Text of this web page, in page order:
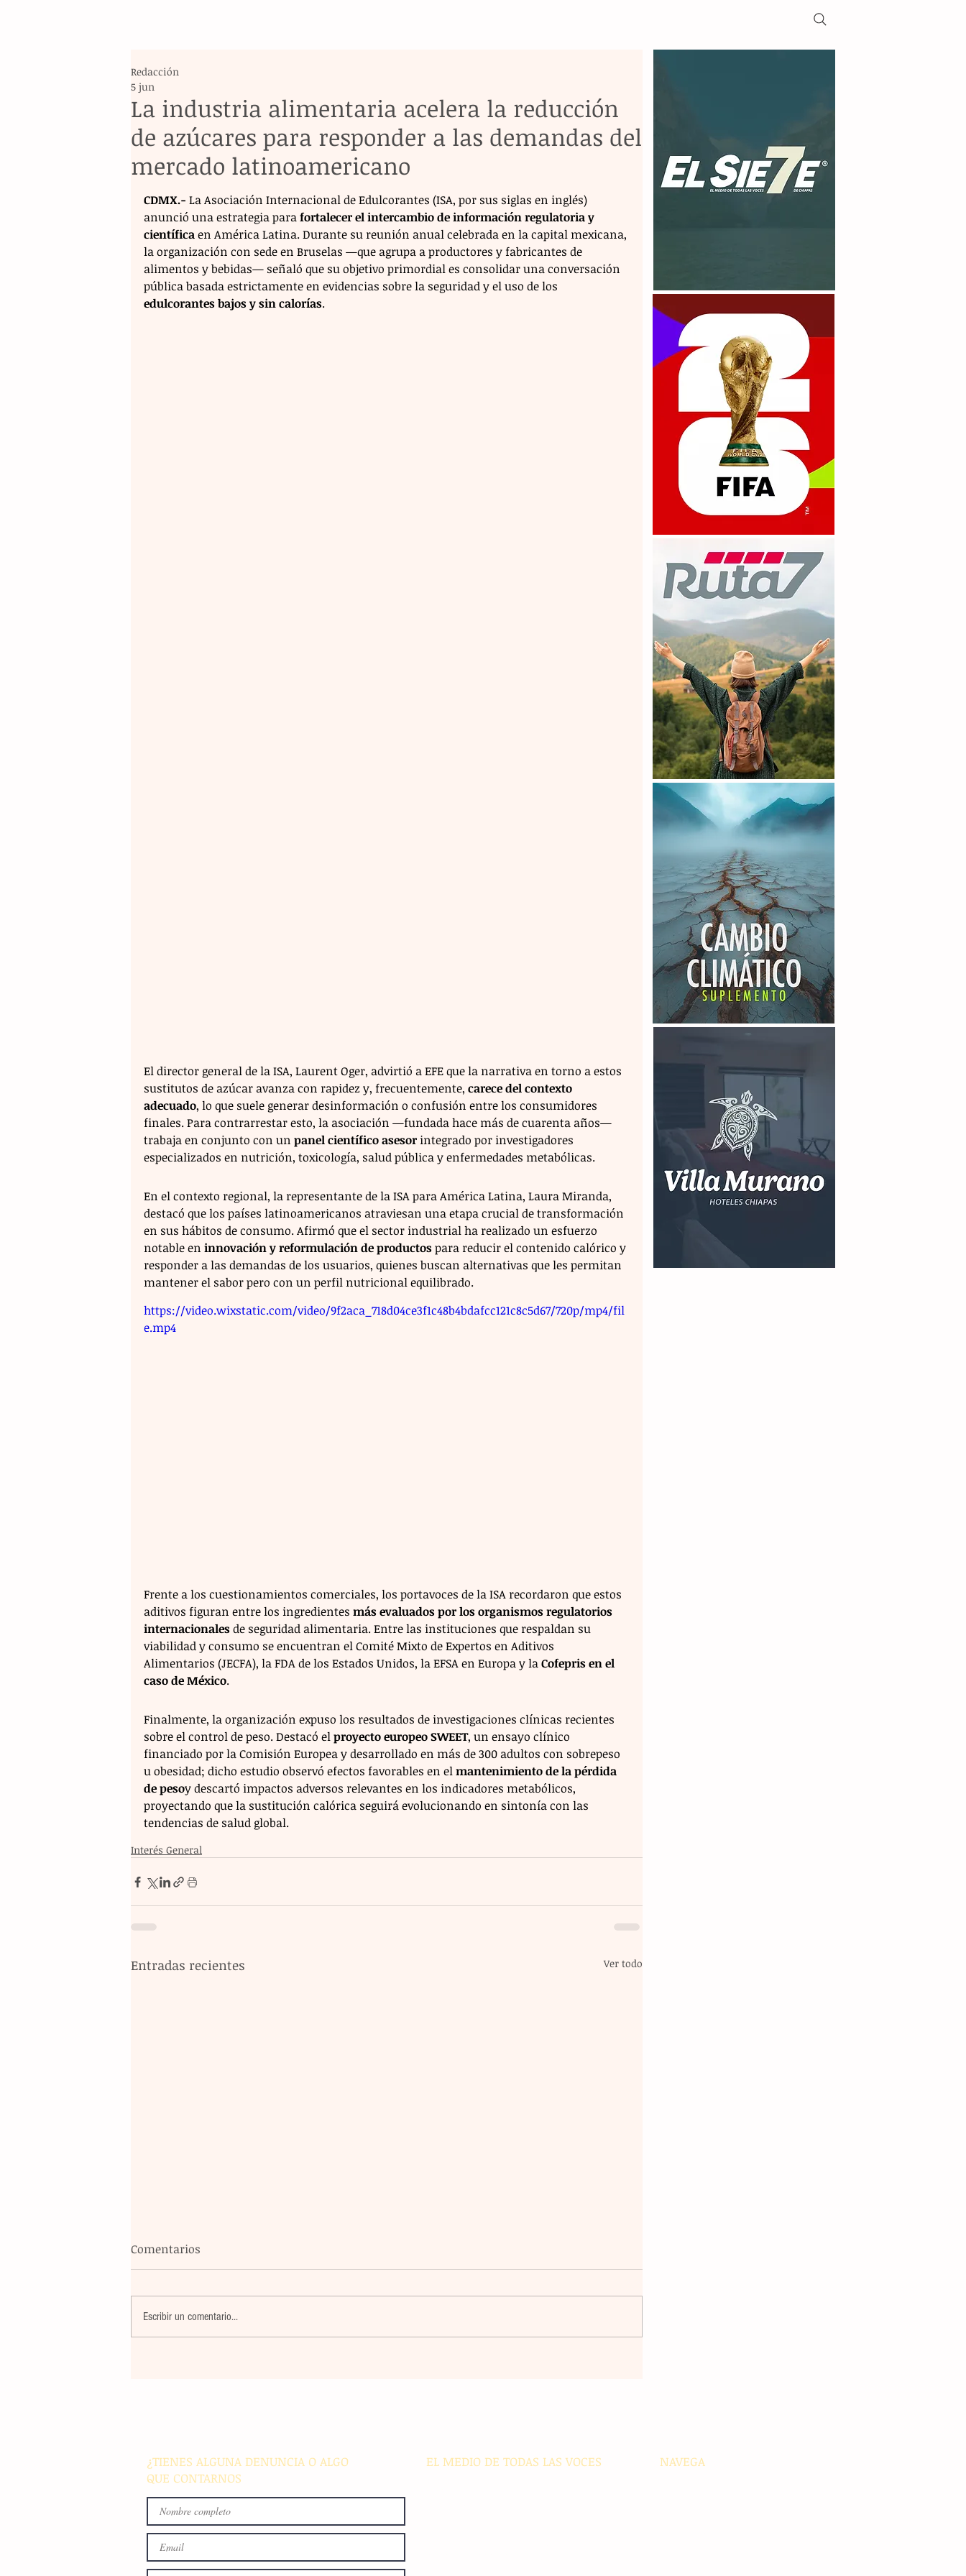
La industria alimentaria acelera la reducción
de azúcares para responder a las demandas del
mercado latinoamericano
Redacción
5 jun
CDMX.- La Asociación Internacional de Edulcorantes (ISA, por sus siglas en inglés)
anunció una estrategia para fortalecer el intercambio de información regulatoria y
científica en América Latina. Durante su reunión anual celebrada en la capital mexicana,
la organización con sede en Bruselas —que agrupa a productores y fabricantes de
alimentos y bebidas— señaló que su objetivo primordial es consolidar una conversación
pública basada estrictamente en evidencias sobre la seguridad y el uso de los
edulcorantes bajos y sin calorías.
El director general de la ISA, Laurent Oger, advirtió a EFE que la narrativa en torno a estos
sustitutos de azúcar avanza con rapidez y, frecuentemente, carece del contexto
adecuado, lo que suele generar desinformación o confusión entre los consumidores
finales. Para contrarrestar esto, la asociación —fundada hace más de cuarenta años—
trabaja en conjunto con un panel científico asesor integrado por investigadores
especializados en nutrición, toxicología, salud pública y enfermedades metabólicas.
En el contexto regional, la representante de la ISA para América Latina, Laura Miranda,
destacó que los países latinoamericanos atraviesan una etapa crucial de transformación
en sus hábitos de consumo. Afirmó que el sector industrial ha realizado un esfuerzo
notable en innovación y reformulación de productos para reducir el contenido calórico y
responder a las demandas de los usuarios, quienes buscan alternativas que les permitan
mantener el sabor pero con un perfil nutricional equilibrado.
https://video.wixstatic.com/video/9f2aca_718d04ce3f1c48b4bdafcc121c8c5d67/720p/mp4/fil
e.mp4
Frente a los cuestionamientos comerciales, los portavoces de la ISA recordaron que estos
aditivos figuran entre los ingredientes más evaluados por los organismos regulatorios
internacionales de seguridad alimentaria. Entre las instituciones que respaldan su
viabilidad y consumo se encuentran el Comité Mixto de Expertos en Aditivos
Alimentarios (JECFA), la FDA de los Estados Unidos, la EFSA en Europa y la Cofepris en el
caso de México.
Finalmente, la organización expuso los resultados de investigaciones clínicas recientes
sobre el control de peso. Destacó el proyecto europeo SWEET, un ensayo clínico
financiado por la Comisión Europea y desarrollado en más de 300 adultos con sobrepeso
u obesidad; dicho estudio observó efectos favorables en el mantenimiento de la pérdida
de pesoy descartó impactos adversos relevantes en los indicadores metabólicos,
proyectando que la sustitución calórica seguirá evolucionando en sintonía con las
tendencias de salud global.
Interés General
Entradas recientes Ver todo
Comentarios
Escribir un comentario...
¿TIENES ALGUNA DENUNCIA O ALGO
QUE CONTARNOS
EL MEDIO DE TODAS LAS VOCES NAVEGA